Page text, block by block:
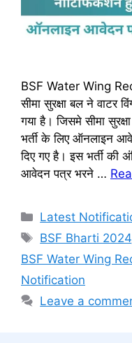
BSF Water Wing
सीमा सुरक्षा बल ने वाटर
गया है। जिसमे सीमा
भर्ती के लिए ऑनलाइन
दिए गए है। इस भर्ती की
आवेदन पत्र भरने …
Categories
Latest
Tags
BSF Bharti 2024
BSF Water Wing
Notification
Leave a